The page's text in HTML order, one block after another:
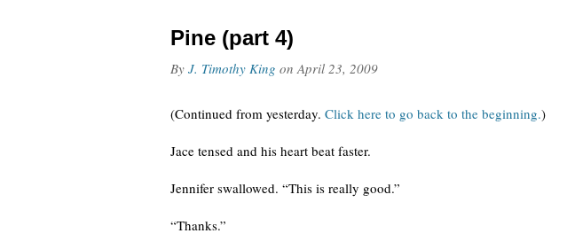
Pine (part 4)
By J. Timothy King onApril 23, 2009
(Continued from yesterday. Click here to go back to the beginning.)
Jace tensed and his heart beat faster.
Jennifer swallowed. “This is really good.”
“Thanks.”